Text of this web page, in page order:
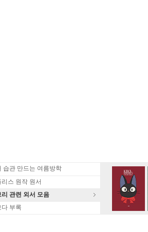
습관 만드는 여름방학
리스 원작 원서
리 관련 외서 모음
다 부록